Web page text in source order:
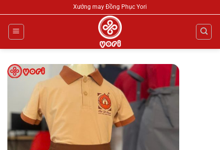
đến
dung
Xưởng may Đồng Phục Yori